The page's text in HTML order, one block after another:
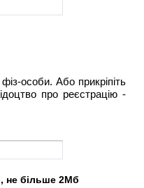
особи. Або прикріпіть
про реєстрацію -
не більше 2Мб